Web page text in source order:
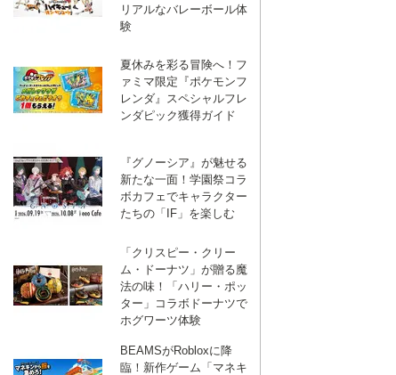
リアルなバレーボール体
験
夏休みを彩る冒険へ！フ
ァミマ限定『ポケモンフ
レンダ』スペシャルフレ
ンダピック獲得ガイド
『グノーシア』が魅せる
新たな一面！学園祭コラ
ボカフェでキャラクター
たちの「IF」を楽しむ
「クリスピー・クリー
ム・ドーナツ」が贈る魔
法の味！「ハリー・ポッ
ター」コラボドーナツで
ホグワーツ体験
BEAMSがRobloxに降
臨！新作ゲーム「マネキ